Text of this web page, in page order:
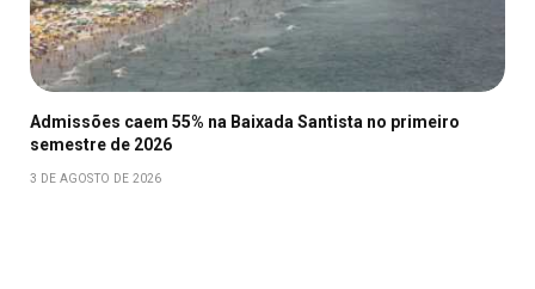
Admissões caem 55% na Baixada Santista no primeiro
semestre de 2026
3 DE AGOSTO DE 2026